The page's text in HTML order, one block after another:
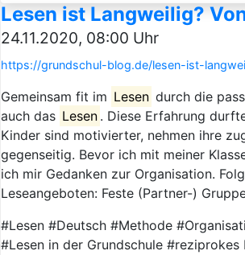
Lesen ist Langweilig?
24.11.2020, 08:00 Uhr
https://grundschul-blog.de/lesen-ist-
Gemeinsam fit im Lesen durch die
auch das Lesen . Diese Erfahrung
Kinder sind motivierter, nehmen ihre
gegenseitig. Bevor ich mit meiner
ich mir Gedanken zur Organisation.
Leseangeboten: Feste (Partner-)
#Lesen #Deutsch #Methode
#Lesen in der Grundschule #reziprokes